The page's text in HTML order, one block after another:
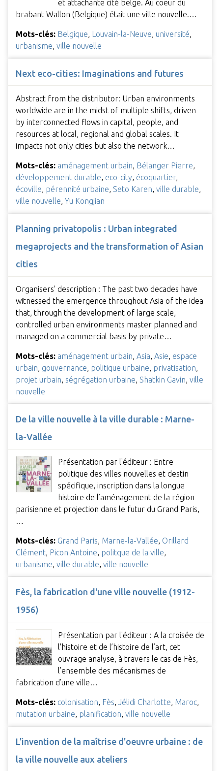
et attachante cité belge. Au coeur du
brabant Wallon (Belgique) était une ville nouvelle.…
Mots-clés: Belgique Louvain-la-Neuve université
urbanisme ville nouvelle
Next eco-cities: Imaginations and futures
Abstract from the distributor: Urban environments
worldwide are in the midst of multiple shifts, driven
by interconnected flows in capital, people, and
resources at local, regional and global scales. It
impacts not only cities but also the network…
Mots-clés: aménagement urbain, Bélanger Pierre,
développement durable, eco-city, écoquartier,
écoville, pérennité urbaine, Seto Karen, ville durable,
ville nouvelle, Yu Kongjian
Planning privatopolis : Urban integrated
megaprojects and the transformation of Asian
cities
Organisers' description : The past two decades have
witnessed the emergence throughout Asia of the idea
that, through the development of large scale,
controlled urban environments master planned and
managed on a commercial basis by private…
Mots-clés: aménagement urbain, Asia, Asie, espace
urbain, gouvernance, politique urbaine, privatisation,
projet urbain, ségrégation urbaine, Shatkin Gavin, ville
nouvelle
De la ville nouvelle à la ville durable : Marne-
la-Vallée
Présentation par l'éditeur : Entre
politique des villes nouvelles et destin
spécifique, inscription dans la longue
histoire de l’aménagement de la région
parisienne et projection dans le futur du Grand Paris,
…
Mots-clés: Grand Paris, Marne-la-Vallée, Orillard
Clément, Picon Antoine, politque de la ville,
urbanisme, ville durable, ville nouvelle
Fès, la fabrication d'une ville nouvelle (1912-
1956)
Présentation par l'éditeur : A la croisée de
l'histoire et de l’histoire de l’art, cet
ouvrage analyse, à travers le cas de Fès,
l’ensemble des mécanismes de
fabrication d’une ville…
Mots-clés: colonisation Fès Jélidi Charlotte Maroc
mutation urbaine planification ville nouvelle
L'invention de la maîtrise d'oeuvre urbaine : de
la ville nouvelle aux ateliers